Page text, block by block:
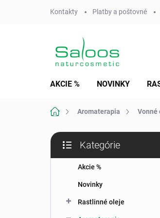
Kontakty Platby a poštovné
AKCIE % NOVINKY
DomovAromaterapia Vonné
B
č
kategórie
Kategórie
Akcie %
Novinky
Rastlinné oleje